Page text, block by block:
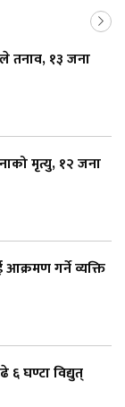
तनाव, १३ जना
मृत्यु, १२ जना
आक्रमण गर्ने व्यक्ति
घण्टा विद्युत्